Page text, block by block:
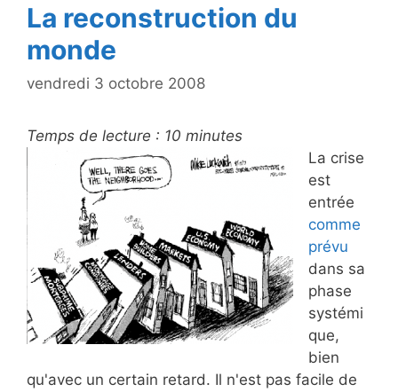
La reconstruction du
monde
vendredi 3 octobre 2008
Temps de lecture : 10 minutes
La crise
est
entrée
comme
prévu
dans sa
phase
systémi
que,
bien
qu'avec un certain retard. Il n'est pas facile de